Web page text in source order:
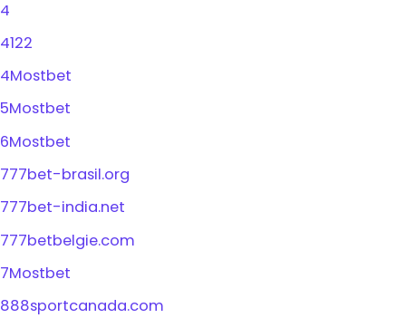
4
4122
4Mostbet
5Mostbet
6Mostbet
777bet-brasil.org
777bet-india.net
777betbelgie.com
7Mostbet
888sportcanada.com